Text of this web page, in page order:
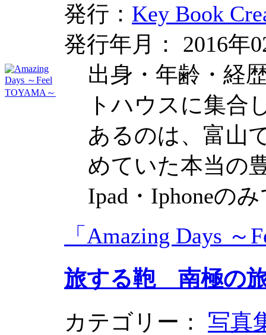
発行： Key Book
発行年月： 2016年
出身・年齢・経
トハウスに集合
あるのは、富山
めていた本当の
Ipad・Iphoneの
「Amazing Days
旅する鞄 南極の
カテゴリー： 写真